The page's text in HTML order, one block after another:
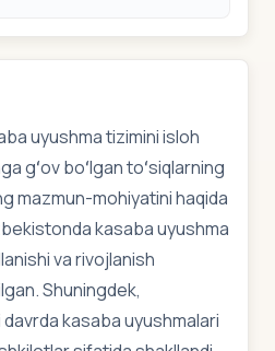
uyushma tizimini isloh
gʻov boʻlgan toʻsiqlarning
mazmun-mohiyatini haqida
kasaba uyushma
va rivojlanish
Shuningdek,
kasaba uyushmalari